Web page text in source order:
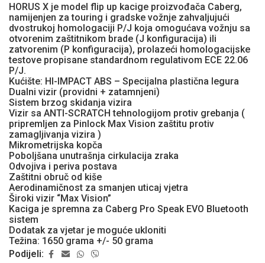
HORUS X je model flip up kacige proizvođača Caberg,
namijenjen za touring i gradske vožnje zahvaljujući
dvostrukoj homologaciji P/J koja omogućava vožnju sa
otvorenim zaštitnikom brade (J konfiguracija) ili
zatvorenim (P konfiguracija), prolazeći homologacijske
testove propisane standardnom regulativom ECE 22.06
P/J.
Kućište: HI-IMPACT ABS – Specijalna plastična legura
Dualni vizir (providni + zatamnjeni)
Sistem brzog skidanja vizira
Vizir sa ANTI-SCRATCH tehnologijom protiv grebanja (
pripremljen za Pinlock Max Vision zaštitu protiv
zamagljivanja vizira )
Mikrometrijska kopča
Poboljšana unutrašnja cirkulacija zraka
Odvojiva i periva postava
Zaštitni obruč od kiše
Aerodinamičnost za smanjen uticaj vjetra
Široki vizir “Max Vision”
Kaciga je spremna za Caberg Pro Speak EVO Bluetooth
sistem
Dodatak za vjetar je moguće ukloniti
Težina: 1650 grama +/- 50 grama
Podijeli: